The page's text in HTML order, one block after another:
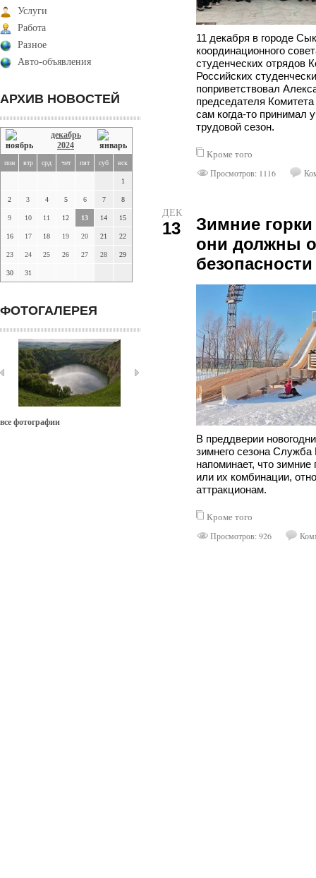
Услуги
Работа
Разное
Авто-объявления
АРХИВ НОВОСТЕЙ
декабрь
2024
пон втр срд чет пят суб вск
1
2 3 4 5 6 7 8
9 10 11 12 13 14 15
16 17 18 19 20 21 22
23 24 25 26 27 28 29
30 31
ФОТОГАЛЕРЕЯ
все фотографии
11 декабря в городе
координационного
студенческих отрядов
Российских
поприветствовал
председателя
сам когда-то принимал
трудовой сезон.
Кроме того
Просмотров: 1116
ДЕК
13
Зимние
они должны
безопасности
В преддверии
зимнего сезона Служба
напоминает, что зимние
или их комбинации,
аттракционам.
Кроме того
Просмотров: 926